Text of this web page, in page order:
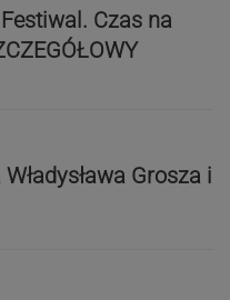
Czas na
Grosza i